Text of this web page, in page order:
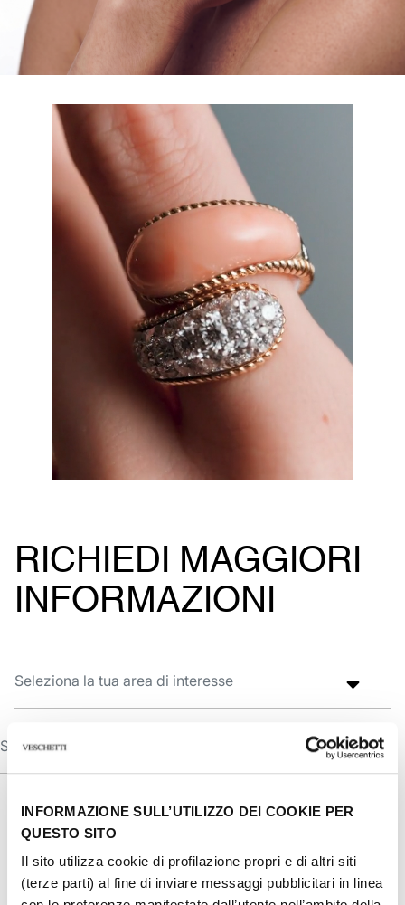
INFORMAZIONE SULL’UTILIZZO DEI COOKIE PER
QUESTO SITO
Il sito utilizza cookie di profilazione propri e di altri siti
(terze parti) al fine di inviare messaggi pubblicitari in linea
RICHIEDI MAGGIORI
INFORMAZIONI